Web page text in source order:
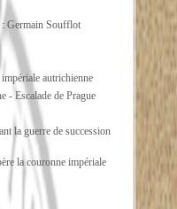
Germain Soufflot
autrichienne
- Escalade de Prague
la guerre de succession
la couronne impériale